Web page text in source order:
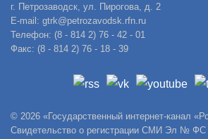
г. Петрозаводск, ул. Пирогова, д. 2
E-mail: gtrk@petrozavodsk.rfn.ru
Телефон: (8 - 814 2) 76 - 42 - 01
Факс: (8 - 814 2) 76 - 18 - 39
© 2026 «Государственный интернет-канал
Свидетельство о регистрации СМИ Эл № ФС